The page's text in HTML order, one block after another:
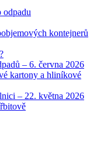
odpadu
kontejnerů
– 6. června 2026
kartony a hliníkové
– 22. května 2026